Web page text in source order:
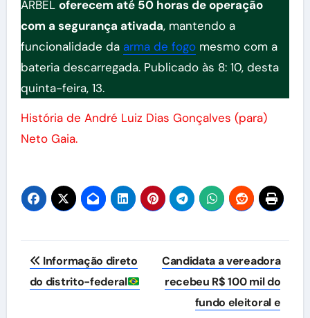
ARBEL oferecem até 50 horas de operação
com a segurança ativada, mantendo a
funcionalidade da arma de fogomesmo com a
bateria descarregada. Publicado às 8: 10, desta
quinta-feira, 13.
História de André Luiz Dias Gonçalves (para)
Neto Gaia.
Navegação
de
Informação direto
do distrito-federal
Candidata a vereadora
recebeu R$ 100 mil do
fundo eleitoral e